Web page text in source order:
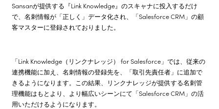
Sansanが提供する『Link Knowledge』のスキャナに投入するだけ
で、名刺情報が「正しく」データ化され、「Salesforce CRM」の顧
客マスターに登録されておりました。
「Link Knowledge（リンクナレッジ） for Salesforce」では、従来の
連携機能に加え、名刺情報の登録先を、「取引先責任者」に追加で
きるようになります。この結果、リンクナレッジが提供する名刺管
理機能はもとより、より幅広いシーンにて「Salesforce CRM」の活
用いただけるようになります。